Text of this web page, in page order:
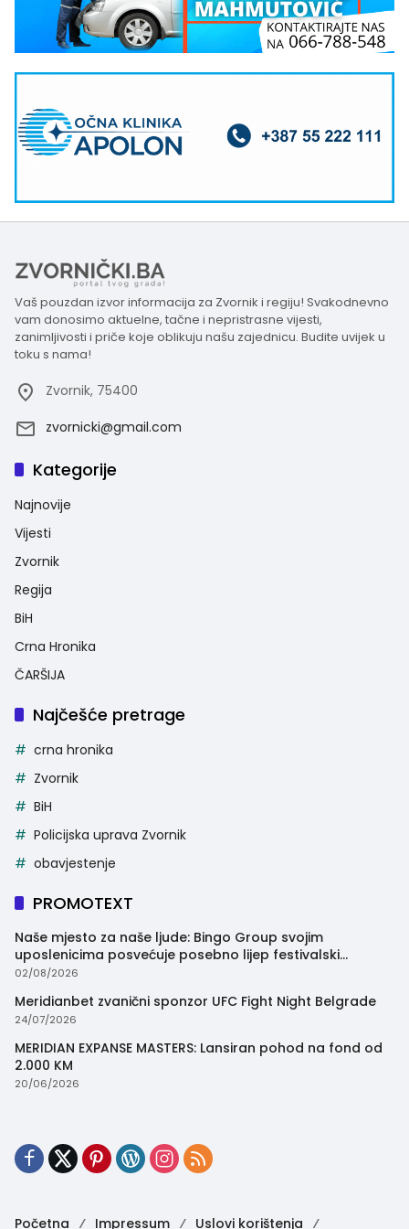
Vaš pouzdan izvor informacija za Zvornik i regiju! Svakodnevno
vam donosimo aktuelne, tačne i nepristrasne vijesti,
zanimljivosti i priče koje oblikuju našu zajednicu. Budite uvijek u
toku s nama!
Zvornik, 75400
zvornicki@gmail.com
Kategorije
Najnovije
Vijesti
Zvornik
Regija
BiH
Crna Hronika
ČARŠIJA
Najčešće pretrage
crna hronika
Zvornik
BiH
Policijska uprava Zvornik
obavjestenje
PROMOTEXT
Naše mjesto za naše ljude: Bingo Group svojim
uposlenicima posvećuje posebno lijep festivalski
trenutak
02/08/2026
Meridianbet zvanični sponzor UFC Fight Night Belgrade
24/07/2026
MERIDIAN EXPANSE MASTERS: Lansiran pohod na fond od
2.000 KM
20/06/2026
Početna Impressum Uslovi korištenja